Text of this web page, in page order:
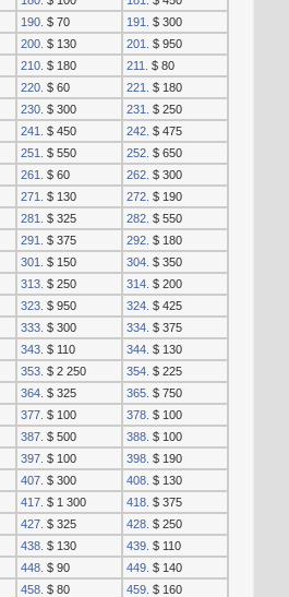
190. $ 70 191.
$ 300
200. $ 130 201.
$ 950
210. $ 180 211.
$ 80
220. $ 60 221.
$ 180
230. $ 300 231.
$ 250
241. $ 450 242. $ 475
251. $ 550 252. $ 650
261. $ 60 262. $ 300
271. $ 130 272. $ 190
281. $ 325 282. $ 550
291. $ 375 292. $ 180
301. $ 150 304. $ 350
313. $ 250 314. $ 200
323. $ 950 324. $ 425
333. $ 300 334. $ 375
343. $ 110 344. $ 130
353. $ 2 250 354. $ 225
364. $ 325 365. $ 750
377. $ 100 378. $ 100
387. $ 500 388. $ 100
397. $ 100 398. $ 190
407. $ 300 408. $ 130
417. $ 1 300 418. $ 375
427. $ 325 428. $ 250
438. $ 130 439. $ 110
448. $ 90 449. $ 140
458. $ 80 459. $ 160